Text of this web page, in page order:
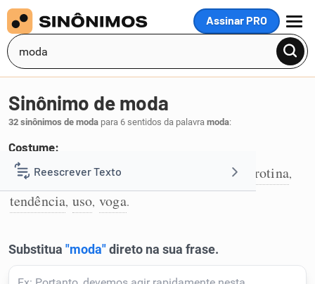
Assinar PRO
MENU
Reescrever Texto
Resumir Texto
Corrigir Texto
Sinônimo de moda
32 sinônimos de moda para 6 sentidos da palavra moda:
Costume:
1 costume,estilo, prática rotina,
tendência, uso, voga.